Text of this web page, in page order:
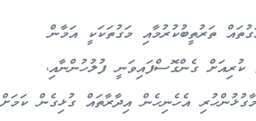
ތަރުތީބުކުރުމާއި މަގުތަކަކީ އަމާން
ގެންގޮސްފައިވަނީ ފުލުހުންނާއި،
އެހެނިހެން އިދާރާތައް ގުޅިގެން ކަމަށް